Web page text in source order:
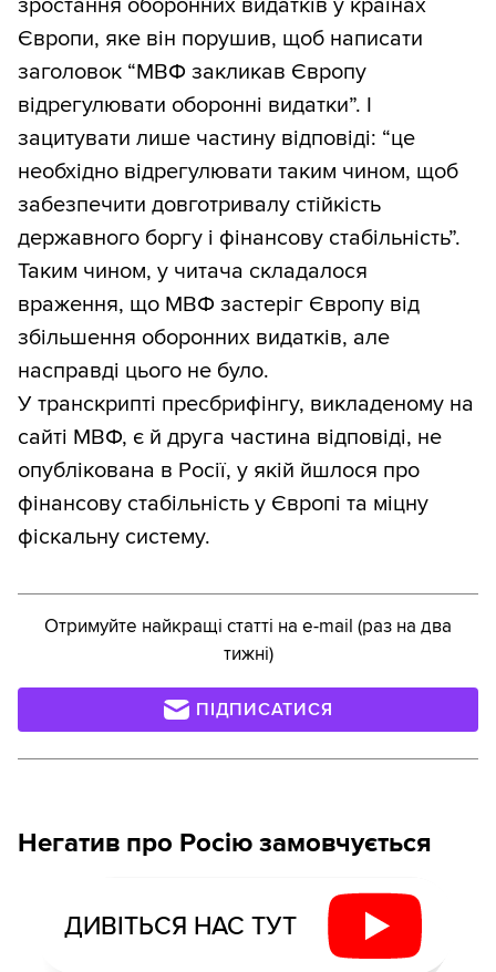
зростання оборонних видатків у країнах
Європи, яке він порушив, щоб написати
заголовок “МВФ закликав Європу
відрегулювати оборонні видатки”. І
зацитувати лише частину відповіді: “це
необхідно відрегулювати таким чином, щоб
забезпечити довготривалу стійкість
державного боргу і фінансову стабільність”.
Таким чином, у читача складалося
враження, що МВФ застеріг Європу від
збільшення оборонних видатків, але
насправді цього не було.
У транскрипті пресбрифінгу, викладеному на
сайті МВФ, є й друга частина відповіді, не
опублікована в Росії, у якій йшлося про
фінансову стабільність у Європі та міцну
фіскальну систему.
Отримуйте найкращі статті на e-mail (раз на два
тижні)
ПІДПИСАТИСЯ
Негатив про Росію замовчується
ДИВІТЬСЯ НАС ТУТ